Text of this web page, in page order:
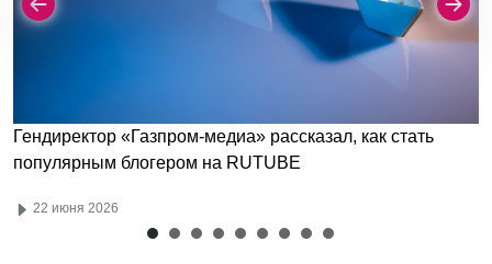
Гендиректор «Газпром-медиа» рассказал, как стать
популярным блогером на RUTUBE
22 июня 2026